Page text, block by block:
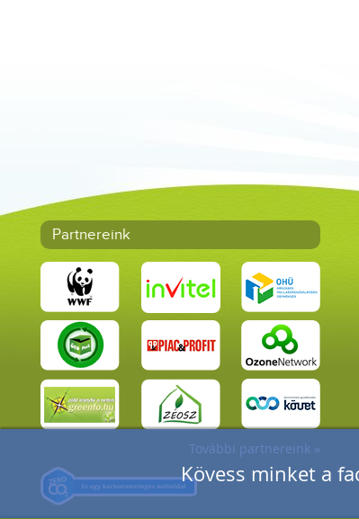
Kövess minket a
Partnereink
További partnereink »